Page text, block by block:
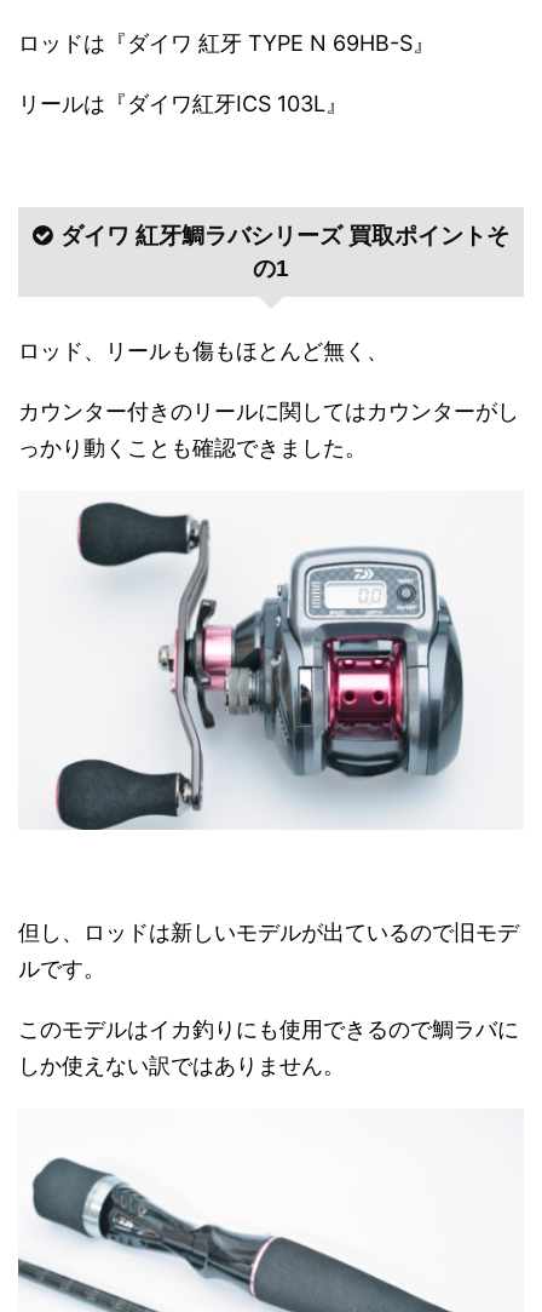
ロッドは『ダイワ 紅牙 TYPE N 69HB-S』
リールは『ダイワ紅牙ICS 103L』
ダイワ 紅牙鯛ラバシリーズ 買取ポイントそ
の1
ロッド、リールも傷もほとんど無く、
カウンター付きのリールに関してはカウンターがし
っかり動くことも確認できました。
但し、ロッドは新しいモデルが出ているので旧モデ
ルです。
このモデルはイカ釣りにも使用できるので鯛ラバに
しか使えない訳ではありません。